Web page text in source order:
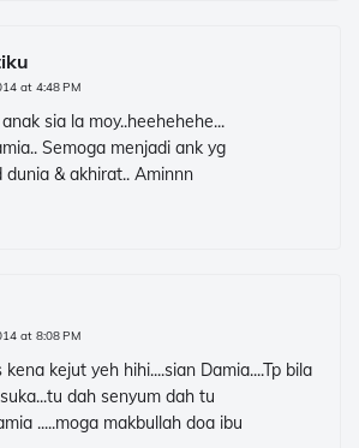
at 4:48 PM
sia la moy..heehehehe...
Semoga menjadi ank yg
dunia & akhirat.. Aminnn
at 8:08 PM
kejut yeh hihi....sian Damia....Tp bila
dah senyum dah tu
.....moga makbullah doa ibu